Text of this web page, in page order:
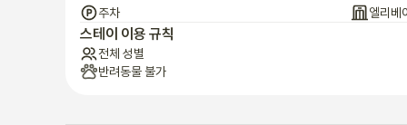
주차 엘리베
스테이 이용 규칙
전체 성별
반려동물 불가